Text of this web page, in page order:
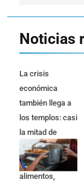
Noticias
La crisis
económica
también llega a
los templos: casi
la mitad de
quienes buscan
ayuda pide
alimentos,